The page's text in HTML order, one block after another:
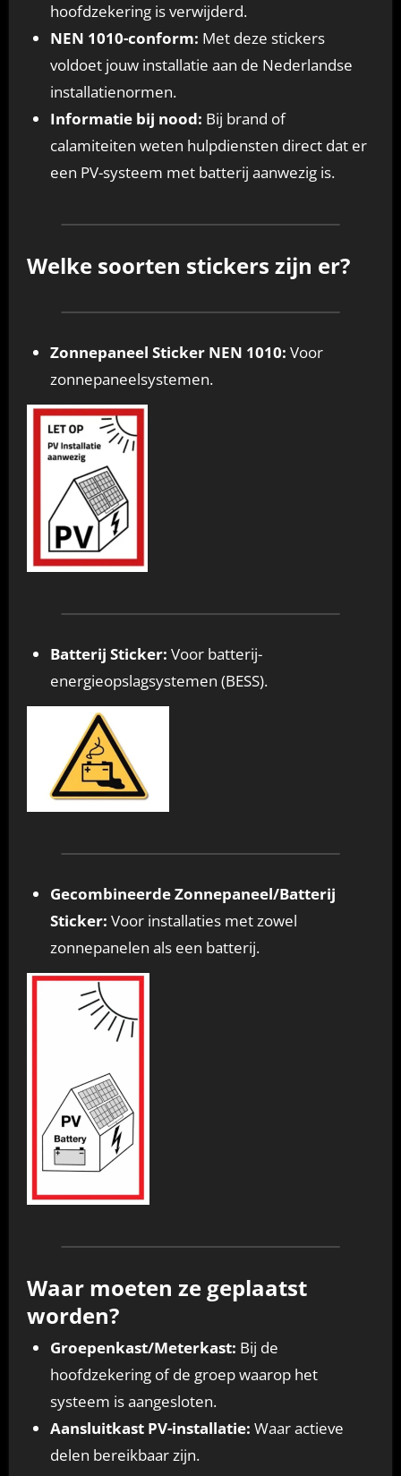
hoofdzekering is verwijderd.
NEN 1010-conform: Met deze stickers
voldoet jouw installatie aan de Nederlandse
installatienormen.
Informatie bij nood: Bij brand of
calamiteiten weten hulpdiensten direct dat er
een PV-systeem met batterij aanwezig is.
Welke soorten stickers zijn er?
Zonnepaneel Sticker NEN 1010: Voor
zonnepaneelsystemen.
Batterij Sticker: Voor batterij-
energieopslagsystemen (BESS).
Gecombineerde Zonnepaneel/Batterij
Sticker: Voor installaties met zowel
zonnepanelen als een batterij.
Waar moeten ze geplaatst
worden?
Groepenkast/Meterkast: Bij de
hoofdzekering of de groep waarop het
systeem is aangesloten.
Aansluitkast PV-installatie: Waar actieve
delen bereikbaar zijn.